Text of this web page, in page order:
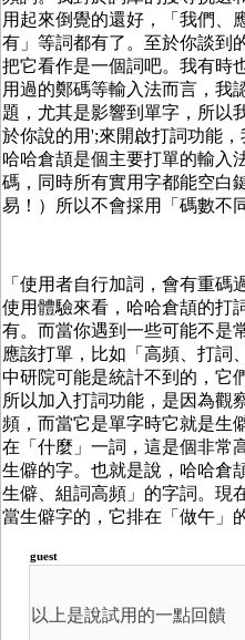
用起來倒覺的還好，「我們、
有」等詞都有了。至於你談到
把它看作是一個詞吧。我有時
用過的鄭碼等輸入法而言，我
題，尤其是影響到單字，所以
於你說的用';來開啟打詞功能，
哈哈倉頡是個主要打單的輸入
碼，同時所有實用字都能空白
易！）所以不會採用「碼數不
「使用者自行加詞，會有重
使用體驗來看，哈哈倉頡的打
有。而當你遇到一些可能不是
應該打單，比如「高頻、打詞
中研院可能是統計不到的，它
所以加入打詞功能，是因為觀
頻，而當它是單字時它就是生
在「什麼」一詞，這是個非常
生僻的字。也就是說，哈哈倉
生僻、組詞高頻」的字詞。現
當生僻字的，它排在「做午」
guest
以上是說試用的一點回饋